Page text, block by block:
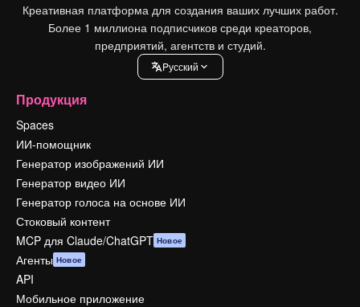
Креативная платформа для создания ваших лучших работ.
Более 1 миллиона подписчиков среди креаторов,
предприятий, агентств и студий.
Pусский
Продукция
Spaces
ИИ-помощник
Генератор изображений ИИ
Генератор видео ИИ
Генератор голоса на основе ИИ
Стоковый контент
MCP для Claude/ChatGPT Новое
Агенты Новое
API
Мобильное приложение